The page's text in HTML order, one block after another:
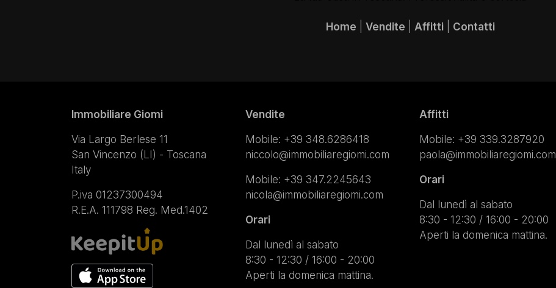
Home Vendite Affitti| Contatti
Immobiliare Giomi
Via Largo Berlese 11
San Vincenzo (LI) - Toscana
Italy
P.iva 01237300494
R.E.A. 111798 Reg. Med.1402
Vendite
Mobile: +39 348.6286418
niccolo@immobiliaregiomi.com
Mobile: +39 347.2245643
nicola@immobiliaregiomi.com
Orari
Dal lunedì al sabato
8:30 - 12:30 / 16:00 - 20:00
Aperti la domenica mattina.
Affitti
Mobile: +39 339.3287920
paola@immobiliaregiomi.com
Orari
Dal lunedì al sabato
8:30 - 12:30 / 16:00 - 20:00
Aperti la domenica mattina.